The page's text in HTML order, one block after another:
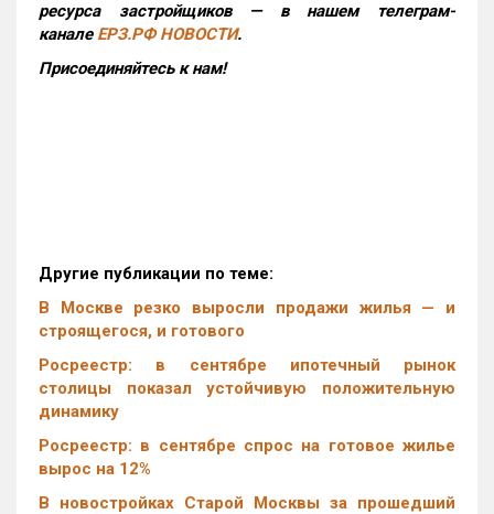
ресурса застройщиков — в нашем телеграм-
канале ЕРЗ.РФ НОВОСТИ.
Присоединяйтесь к нам!
Другие публикации по теме:
В Москве резко выросли продажи жилья — и
строящегося, и готового
Росреестр: в сентябре ипотечный рынок
столицы показал устойчивую положительную
динамику
Росреестр: в сентябре спрос на готовое жилье
вырос на 12%
В новостройках Старой Москвы за прошедший